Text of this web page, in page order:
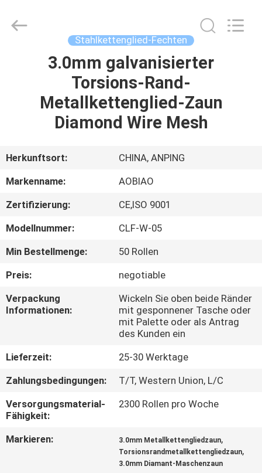
PRODUKTE
UNS
AUSFLUG
QUALITÄTSKONTROLLE
TRETEN
SIE
UNS
VERBINDUNG
NACHRICHTEN
Rights
Stahlkettenglied-Fechten
3.0mm galvanisierter
Torsions-Rand-
Metallkettenglied-Zaun
Diamond Wire Mesh
Herkunftsort:
CHINA, ANPING
Markenname:
AOBIAO
Zertifizierung:
CE,ISO 9001
Modellnummer:
CLF-W-05
Min Bestellmenge:
50 Rollen
Preis:
negotiable
Verpackung
Informationen:
Wickeln Sie oben beide Ränder
mit gesponnener Tasche oder
mit Palette oder als Antrag
des Kunden ein
Lieferzeit:
25-30 Werktage
Zahlungsbedingungen:
T/T, Western Union, L/C
Versorgungsmaterial-
Fähigkeit:
2300 Rollen pro Woche
Markieren: 3.0mm Metallkettengliedzaun,
Torsionsrandmetallkettengliedzaun,
3.0mm Diamant-Maschenzaun